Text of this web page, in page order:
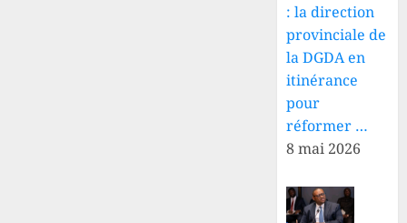
: la direction
provinciale de
la DGDA en
itinérance
pour
réformer …
8 mai 2026